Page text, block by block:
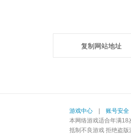
复制网站地址
游戏中心 账号安全
本网络游戏适合年满18
抵制不良游戏 拒绝盗